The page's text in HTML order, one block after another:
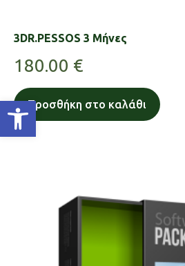
Ανοίξτε τη γραμμή εργαλείων
3DR.PESSOS 3 Μήνες
180.00 €
Προσθήκη στο καλάθι